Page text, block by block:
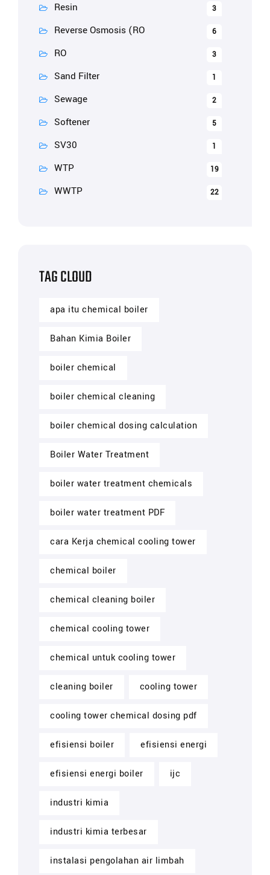
Resin 3
Reverse Osmosis (RO 6
RO 3
Sand Filter 1
Sewage 2
Softener 5
SV30 1
WTP 19
WWTP 22
TAG CLOUD
apa itu chemical boiler
Bahan Kimia Boiler
boiler chemical
boiler chemical cleaning
boiler chemical dosing calculation
Boiler Water Treatment
boiler water treatment chemicals
boiler water treatment PDF
cara Kerja chemical cooling tower
chemical boiler
chemical cleaning boiler
chemical cooling tower
chemical untuk cooling tower
cleaning boiler cooling tower
cooling tower chemical dosing pdf
efisiensi boiler efisiensi energi
efisiensi energi boiler ijc
industri kimia
industri kimia terbesar
instalasi pengolahan air limbah